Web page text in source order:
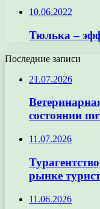
10.06.2022
Тюлька –
Последние записи
21.07.2026
состоянии
11.07.2026
рынке
11.06.2026